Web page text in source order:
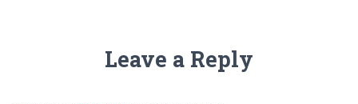
Leave a Reply